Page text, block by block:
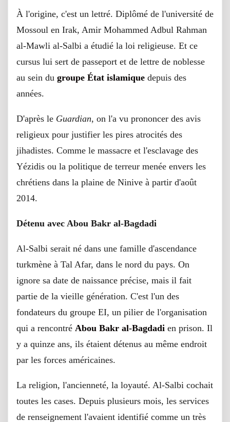
À l'origine, c'est un lettré. Diplômé de l'université de
Mossoul en Irak, Amir Mohammed Adbul Rahman
al-Mawli al-Salbi a étudié la loi religieuse. Et ce
cursus lui sert de passeport et de lettre de noblesse
au sein du groupe État islamique depuis des
années.
D'après le Guardian, on l'a vu prononcer des avis
religieux pour justifier les pires atrocités des
jihadistes. Comme le massacre et l'esclavage des
Yézidis ou la politique de terreur menée envers les
chrétiens dans la plaine de Ninive à partir d'août
2014.
Détenu avec Abou Bakr al-Bagdadi
Al-Salbi serait né dans une famille d'ascendance
turkmène à Tal Afar, dans le nord du pays. On
ignore sa date de naissance précise, mais il fait
partie de la vieille génération. C'est l'un des
fondateurs du groupe EI, un pilier de l'organisation
qui a rencontré Abou Bakr al-Bagdadi en prison. Il
y a quinze ans, ils étaient détenus au même endroit
par les forces américaines.
La religion, l'ancienneté, la loyauté. Al-Salbi cochait
toutes les cases. Depuis plusieurs mois, les services
de renseignement l'avaient identifié comme un très